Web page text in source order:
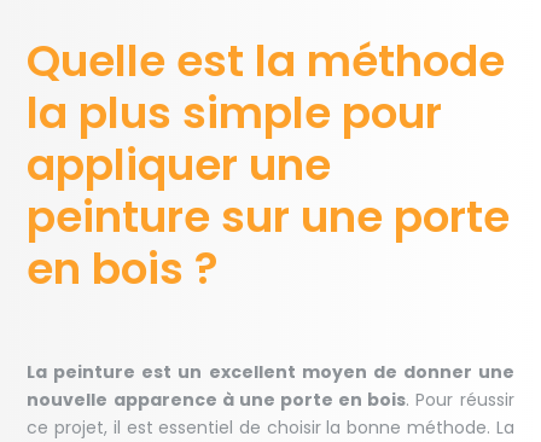
Quelle est la méthode
la plus simple pour
appliquer une
peinture sur une porte
en bois ?
La peinture est un excellent moyen de donner une
nouvelle apparence à une porte en bois. Pour réussir
ce projet, il est essentiel de choisir la bonne méthode. La